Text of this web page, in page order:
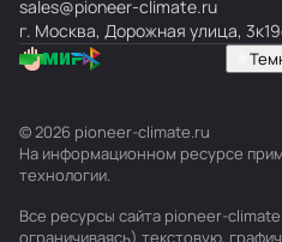
sales@pioneer-climate.ru
г. Москва, Дорожная улица,
© 2026 pioneer-climate.ru
На информационном ресурсе
технологии.
Все ресурсы сайта pioneer-
ограничиваясь) текстовую,